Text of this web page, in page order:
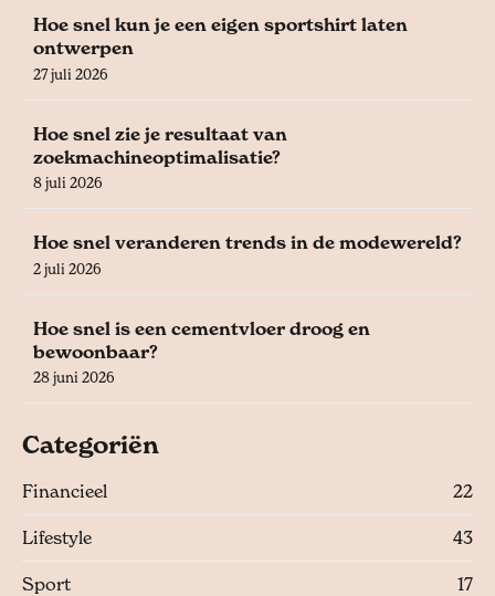
Hoe snel kun je een eigen sportshirt laten
ontwerpen
27 juli 2026
Hoe snel zie je resultaat van
zoekmachineoptimalisatie?
8 juli 2026
Hoe snel veranderen trends in de modewereld?
2 juli 2026
Hoe snel is een cementvloer droog en
bewoonbaar?
28 juni 2026
Categoriën
Financieel 22
Lifestyle 43
Sport 17